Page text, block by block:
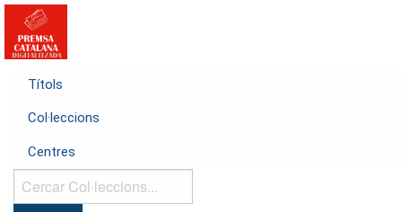
Títols
Col·leccions
Centres
Cercar
Col·leccions...